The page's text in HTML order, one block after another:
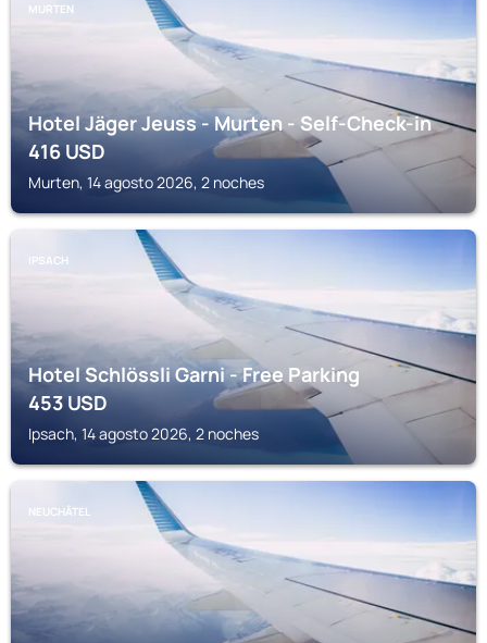
MURTEN
Hotel Jäger Jeuss - Murten - Self-Check-in
416USD
Murten, 14 agosto 2026, 2 noches
IPSACH
Hotel Schlössli Garni - Free Parking
453USD
Ipsach, 14 agosto 2026, 2 noches
NEUCHÂTEL